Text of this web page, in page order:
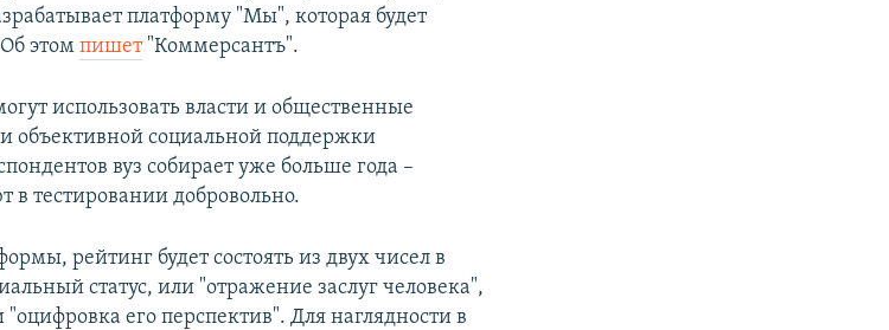
платформу "Мы", которая будет
этомпишет"Коммерсантъ".
использовать власти и общественные
объективной социальной поддержки
вуз собирает уже больше года –
в тестировании добровольно.
рейтинг будет состоять из двух чисел в
статус, или "отражение заслуг человека",
его перспектив". Для наглядности в